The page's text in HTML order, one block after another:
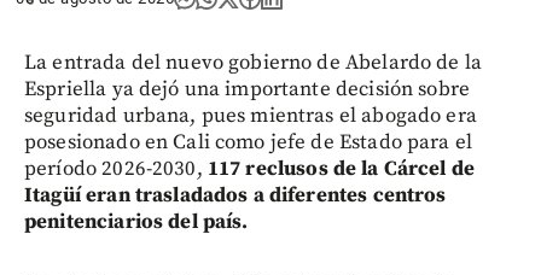
La entrada del nuevo gobierno de Abelardo de la
Espriella ya dejó una importante decisión sobre
seguridad urbana, pues mientras el abogado era
posesionado en Cali como jefe de Estado para el
período 2026-2030, 117 reclusos de la Cárcel de
Itagüí eran trasladados a diferentes centros
penitenciarios del país.